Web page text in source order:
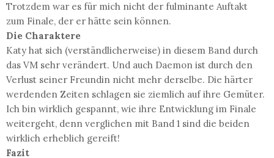
Trotzdem war es für mich nicht der fulminante Auftakt
zum Finale, der er hätte sein können.
Die Charaktere
Katy hat sich (verständlicherweise) in diesem Band durch
das VM sehr verändert. Und auch Daemon ist durch den
Verlust seiner Freundin nicht mehr derselbe. Die härter
werdenden Zeiten schlagen sie ziemlich auf ihre Gemüter.
Ich bin wirklich gespannt, wie ihre Entwicklung im Finale
weitergeht, denn verglichen mit Band 1 sind die beiden
wirklich erheblich gereift!
Fazit